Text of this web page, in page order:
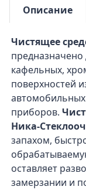
Описание
Чистящее
предназначено
кафельных,
поверхностей
приборов.
Ника-
запахом,
оставляет
замерзании и